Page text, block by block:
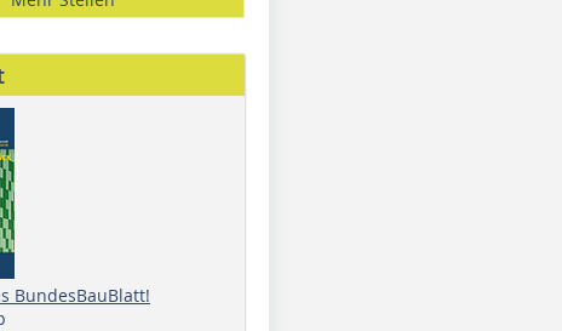
BundesBauBlatt!